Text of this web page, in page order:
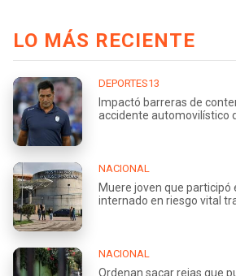
LO MÁS RECIENTE
DEPORTES13
Impactó barreras de
accidente automovilístico
NACIONAL
Muere joven que participó
internado en riesgo vital
NACIONAL
Ordenan sacar rejas que